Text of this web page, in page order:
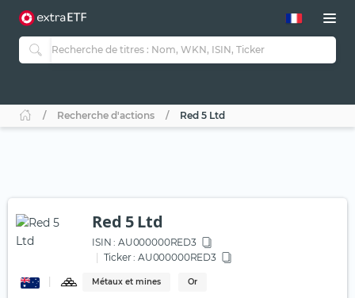
Recherche d'actions Red 5 Ltd
Red 5 Ltd
ISIN : AU000000RED3
Ticker : AU000000RED3
Métaux et mines Or